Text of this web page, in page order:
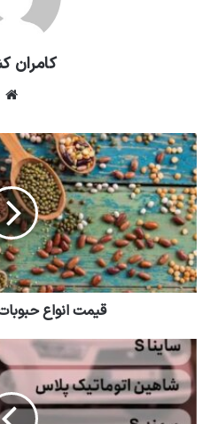
کامران
قیمت انواع حبوبات ۱۴ آبان